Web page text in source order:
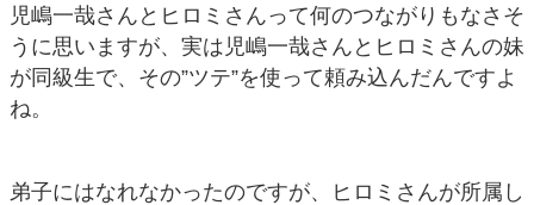
児嶋一哉さんとヒロミさんって何のつながりもなさそ
うに思いますが、実は児嶋一哉さんとヒロミさんの妹
が同級生で、その”ツテ”を使って頼み込んだんですよ
ね。
弟子にはなれなかったのですが、ヒロミさんが所属し